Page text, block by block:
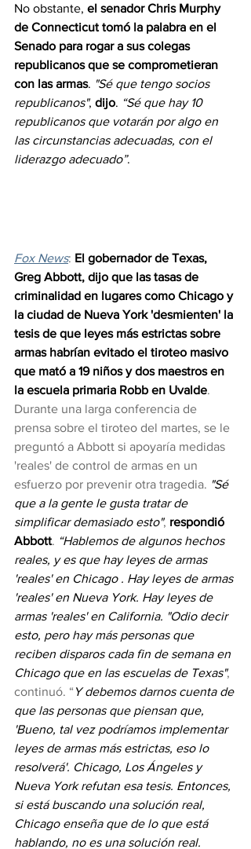
No obstante, el senador Chris Murphy
de Connecticut tomó la palabra en el
Senado para rogar a sus colegas
republicanos que se comprometieran
con las armas. "Sé que tengo socios
republicanos", dijo. “Sé que hay 10
republicanos que votarán por algo en
las circunstancias adecuadas, con el
liderazgo adecuado”.
Fox News: El gobernador de Texas,
Greg Abbott, dijo que las tasas de
criminalidad en lugares como Chicago y
la ciudad de Nueva York 'desmienten' la
tesis de que leyes más estrictas sobre
armas habrían evitado el tiroteo masivo
que mató a 19 niños y dos maestros en
la escuela primaria Robb en Uvalde.
Durante una larga conferencia de
prensa sobre el tiroteo del martes, se le
preguntó a Abbott si apoyaría medidas
'reales' de control de armas en un
esfuerzo por prevenir otra tragedia. "Sé
que a la gente le gusta tratar de
simplificar demasiado esto", respondió
Abbott. “Hablemos de algunos hechos
reales, y es que hay leyes de armas
'reales' en Chicago . Hay leyes de armas
'reales' en Nueva York. Hay leyes de
armas 'reales' en California. "Odio decir
esto, pero hay más personas que
reciben disparos cada fin de semana en
Chicago que en las escuelas de Texas",
continuó. “ Y debemos darnos cuenta de
que las personas que piensan que,
'Bueno, tal vez podríamos implementar
leyes de armas más estrictas, eso lo
resolverá'. Chicago, Los Ángeles y
Nueva York refutan esa tesis. Entonces,
si está buscando una solución real,
Chicago enseña que de lo que está
hablando, no es una solución real.